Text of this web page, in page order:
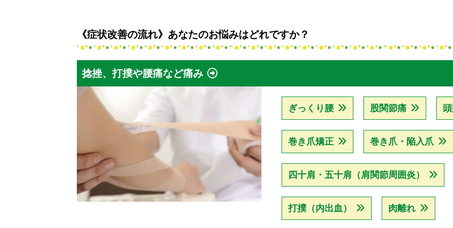
《症状改善の流れ》あなたのお悩みはどれですか？
捻挫、打撲や腰痛など痛み
ぎっくり腰 股関節痛
巻き爪矯正 巻き爪・陥入爪
四十肩・五十肩（肩関節周囲炎）
打撲（内出血） 肉離れ